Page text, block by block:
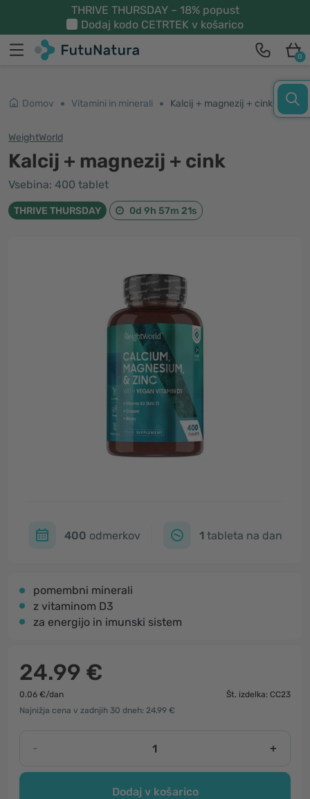
THRIVE THURSDAY – 18% popust
Dodaj kodo CETRTEK v košarico
0
Domov Vitamini in minerali Kalcij + magnezij + cink
WeightWorld
Kalcij + magnezij + cink
Vsebina: 400 tablet
THRIVE THURSDAY 0d 9h 57m 21s
400 odmerkov 1 tableta na dan
pomembni minerali
z vitaminom D3
za energijo in imunski sistem
24.99 €
0.06 €/dan
Št. izdelka: CC23
Najnižja cena v zadnjih 30 dneh: 24.99 €
- +
Dodaj v košarico